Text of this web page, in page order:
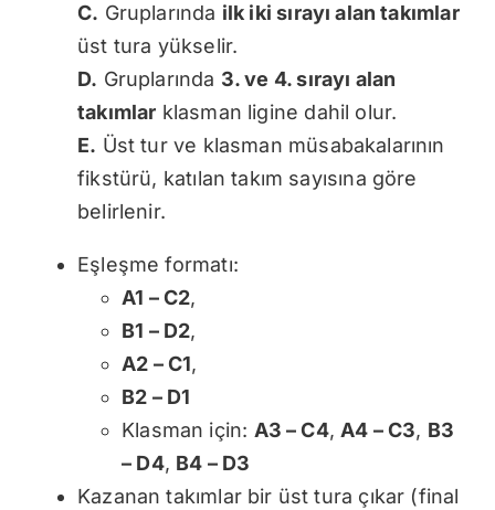
C. Gruplarında ilk iki sırayı alan takımlar
üst tura yükselir.
D. Gruplarında 3. ve 4. sırayı alan
takımlar klasman ligine dahil olur.
E. Üst tur ve klasman müsabakalarının
fikstürü, katılan takım sayısına göre
belirlenir.
Eşleşme formatı:
A1 – C2,
B1 – D2,
A2 – C1,
B2 – D1
Klasman için: A3 – C4, A4 – C3, B3
– D4, B4 – D3
Kazanan takımlar bir üst tura çıkar (final